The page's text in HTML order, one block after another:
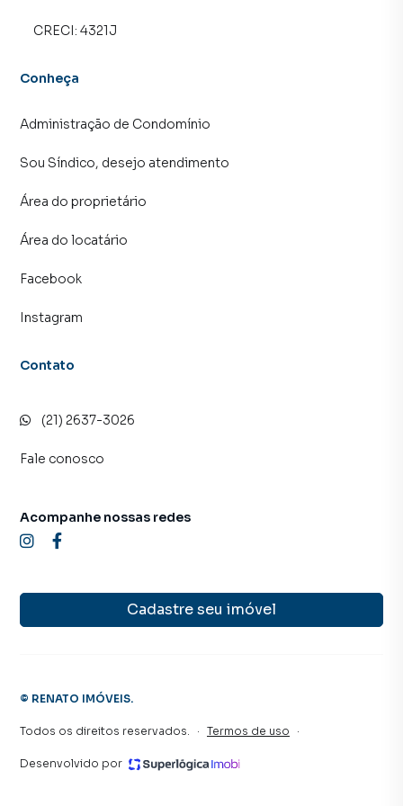
inquilinos.
CRECI: 4321J
Conheça
Administração de Condomínio
Sou Síndico, desejo atendimento
Área do proprietário
Área do locatário
Facebook
Instagram
Contato
(21) 2637-3026
Fale conosco
Cadastre seu imóvel
Acompanhe nossas redes
© RENATO IMÓVEIS.
Todos os direitos reservados. · Termos de uso ·
Desenvolvido por